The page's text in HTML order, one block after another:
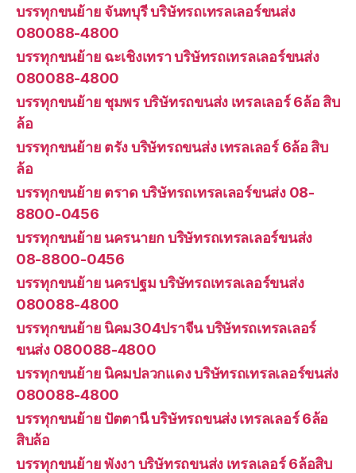
บรรทุกขนย้าย จันทบุรี บริษัทรถเทรลเลอร์ขนส่ง
080088-4800
บรรทุกขนย้าย ฉะเชิงเทรา บริษัทรถเทรลเลอร์ขนส่ง
080088-4800
บรรทุกขนย้าย ชุมพร บริษัทรถขนส่ง เทรลเลอร์ 6ล้อ สิบ
ล้อ
บรรทุกขนย้าย ตรัง บริษัทรถขนส่ง เทรลเลอร์ 6ล้อ สิบ
ล้อ
บรรทุกขนย้าย ตราด บริษัทรถเทรลเลอร์ขนส่ง 08-
8800-0456
บรรทุกขนย้าย นครนายก บริษัทรถเทรลเลอร์ขนส่ง
08-8800-0456
บรรทุกขนย้าย นครปฐม บริษัทรถเทรลเลอร์ขนส่ง
080088-4800
บรรทุกขนย้าย นิคม304ปราจีน บริษัทรถเทรลเลอร์
ขนส่ง 080088-4800
บรรทุกขนย้าย นิคมปลวกแดง บริษัทรถเทรลเลอร์ขนส่ง
080088-4800
บรรทุกขนย้าย ปัตตานี บริษัทรถขนส่ง เทรลเลอร์ 6ล้อ
สิบล้อ
บรรทุกขนย้าย พังงา บริษัทรถขนส่ง เทรลเลอร์ 6ล้อสิบ